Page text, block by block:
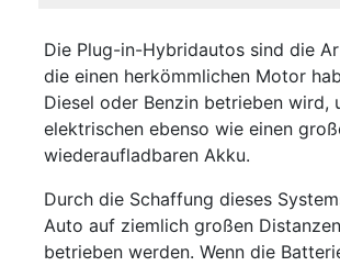
Die Plug-in-Hybridautos sind die
die einen herkömmlichen Motor
Diesel oder Benzin betrieben wird,
elektrischen ebenso wie einen
wiederaufladbaren Akku.
Durch die Schaffung dieses
Auto auf ziemlich großen
betrieben werden. Wenn die